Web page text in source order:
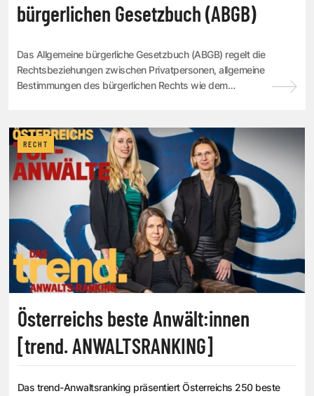
bürgerlichen Gesetzbuch (ABGB)
Das Allgemeine bürgerliche Gesetzbuch (ABGB) regelt die
Rechtsbeziehungen zwischen Privatpersonen, allgemeine
Bestimmungen des bürgerlichen Rechts wie dem
RECHT
Österreichs beste Anwält:innen
[trend. ANWALTSRANKING]
Das trend-Anwaltsranking präsentiert Österreichs 250 beste